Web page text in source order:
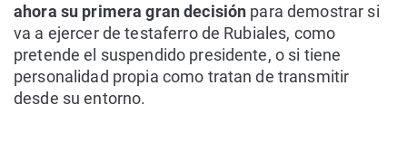
ahora su primera gran decisión para demostrar si
va a ejercer de testaferro de Rubiales, como
pretende el suspendido presidente, o si tiene
personalidad propia como tratan de transmitir
desde su entorno.